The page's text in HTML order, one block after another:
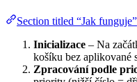
Section titled “Jak funguje”
Inicializace – Na
košíku bez aplikované
Zpracování podle